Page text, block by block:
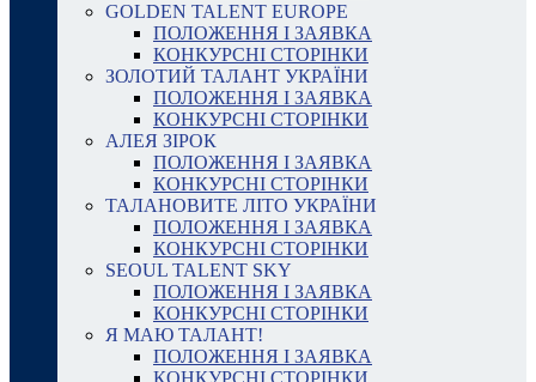
GOLDEN TALENT EUROPE
ПОЛОЖЕННЯ І ЗАЯВКА
КОНКУРСНІ СТОРІНКИ
ЗОЛОТИЙ ТАЛАНТ УКРАЇНИ
ПОЛОЖЕННЯ І ЗАЯВКА
КОНКУРСНІ СТОРІНКИ
АЛЕЯ ЗІРОК
ПОЛОЖЕННЯ І ЗАЯВКА
КОНКУРСНІ СТОРІНКИ
ТАЛАНОВИТЕ ЛІТО УКРАЇНИ
ПОЛОЖЕННЯ І ЗАЯВКА
КОНКУРСНІ СТОРІНКИ
SEOUL TALENT SKY
ПОЛОЖЕННЯ І ЗАЯВКА
КОНКУРСНІ СТОРІНКИ
Я МАЮ ТАЛАНТ!
ПОЛОЖЕННЯ І ЗАЯВКА
КОНКУРСНІ СТОРІНКИ